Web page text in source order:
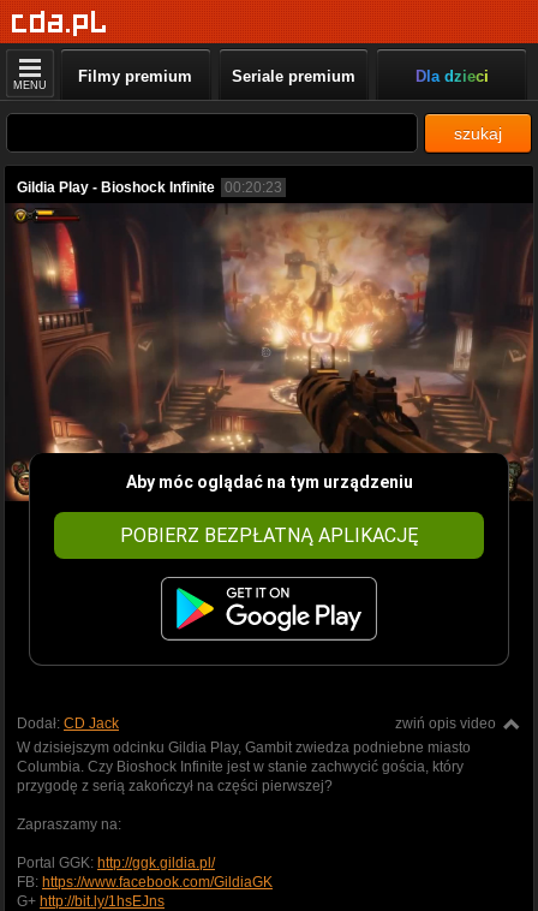
MENU Filmy premium Seriale premium Dla dzieci
szukaj
Gildia Play - Bioshock Infinite 00:20:23
Aby móc oglądać na tym urządzeniu
POBIERZ BEZPŁATNĄ APLIKACJĘ
zwiń opis video
Dodał: CD Jack
W dzisiejszym odcinku Gildia Play, Gambit zwiedza podniebne miasto
Columbia. Czy Bioshock Infinite jest w stanie zachwycić gościa, który
przygodę z serią zakończył na części pierwszej?
Zapraszamy na:
Portal GGK: http://ggk.gildia.pl/
FB: https://www.facebook.com/GildiaGK
G+ http://bit.ly/1hsEJns